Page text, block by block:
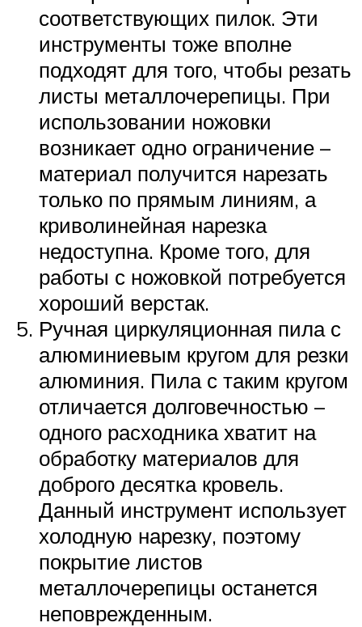
соответствующих пилок. Эти
инструменты тоже вполне
подходят для того, чтобы резать
листы металлочерепицы. При
использовании ножовки
возникает одно ограничение –
материал получится нарезать
только по прямым линиям, а
криволинейная нарезка
недоступна. Кроме того, для
работы с ножовкой потребуется
хороший верстак.
Ручная циркуляционная пила с
алюминиевым кругом для резки
алюминия. Пила с таким кругом
отличается долговечностью –
одного расходника хватит на
обработку материалов для
доброго десятка кровель.
Данный инструмент использует
холодную нарезку, поэтому
покрытие листов
металлочерепицы останется
неповрежденным.